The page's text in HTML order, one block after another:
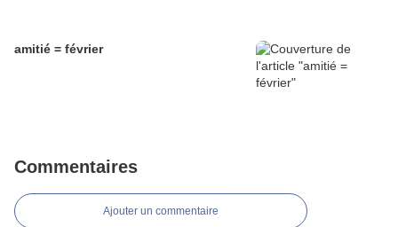
amitié = février
Commentaires
Ajouter un commentaire